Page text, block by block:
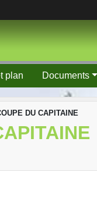
plan Documents
DU CAPITAINE